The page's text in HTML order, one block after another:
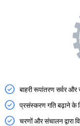
बाहरी रूपांतरण सर्वर
प्रसंस्करण गति बढ़ाने के
चरणों और संचालन द्वारा